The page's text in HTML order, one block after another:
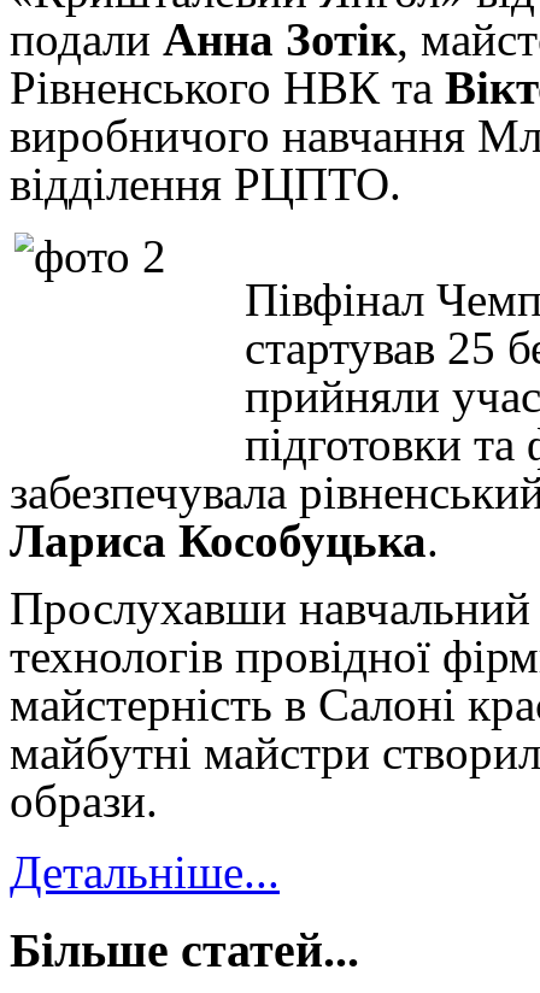
подали Анна Зотік,
Рівненського НВК та
виробничого навчання
відділення РЦПТО.
Півфінал
стартував 25
прийняли
підготовки
забезпечувала
Лариса Кособуцька.
Прослухавши навчальний
технологів провідної
майстерність в Салоні
майбутні майстри
образи.
Детальніше...
Більше статей...